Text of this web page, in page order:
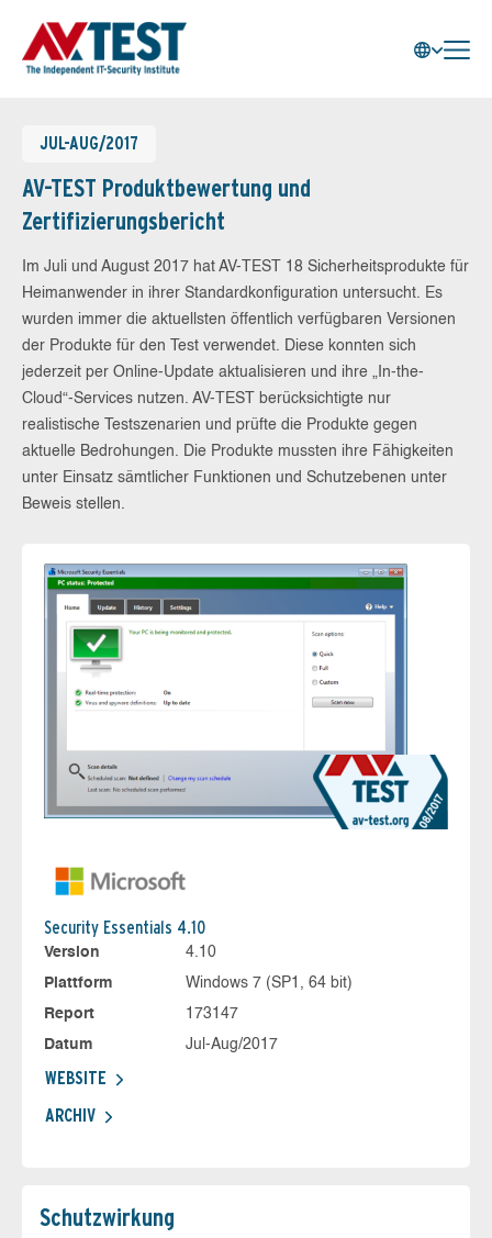
JUL-AUG/2017
AV-TEST Produktbewertung und
Zertifizierungsbericht
Im Juli und August 2017 hat AV-TEST 18 Sicherheitsprodukte für
Heimanwender in ihrer Standardkonfiguration untersucht. Es
wurden immer die aktuellsten öffentlich verfügbaren Versionen
der Produkte für den Test verwendet. Diese konnten sich
jederzeit per Online-Update aktualisieren und ihre „In-the-
Cloud“-Services nutzen. AV-TEST berücksichtigte nur
realistische Testszenarien und prüfte die Produkte gegen
aktuelle Bedrohungen. Die Produkte mussten ihre Fähigkeiten
unter Einsatz sämtlicher Funktionen und Schutzebenen unter
Beweis stellen.
Security Essentials 4.10
Version
4.10
Plattform
Windows 7 (SP1, 64 bit)
Report
173147
Datum
Jul-Aug/2017
WEBSITE
ARCHIV
Schutz­wirkung